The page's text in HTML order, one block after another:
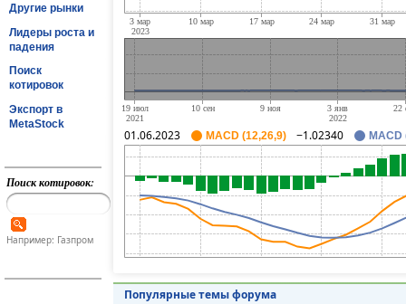
Другие рынки
Лидеры роста и
падения
Поиск
котировок
Экспорт в
MetaStock
Поиск котировок:
Например: Газпром
01.06.2023 MACD (12,26,9) −1.02340 MACD
Популярные темы форума